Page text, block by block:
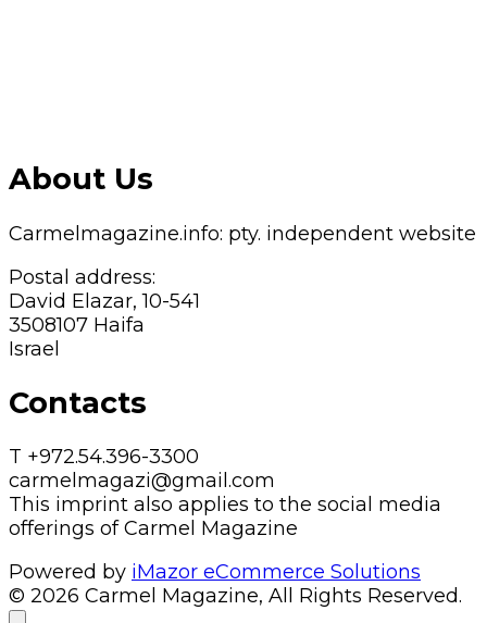
About Us
Carmelmagazine.info: pty. independent website
Postal address:
David Elazar, 10-541
3508107 Haifa
Israel
Contacts
T +972.54.396-3300
carmelmagazi@gmail.com
This imprint also applies to the social media
offerings of Carmel Magazine
Powered by iMazor eCommerce Solutions
© 2026 Carmel Magazine, All Rights Reserved.